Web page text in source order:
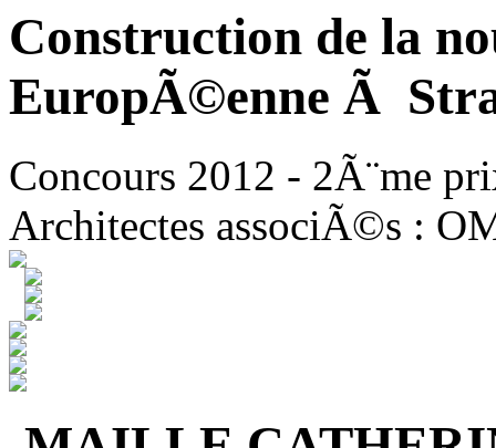
Construction de la
EuropÃ©enne Ã
Concours 2012 - 2Ã¨me
Architectes associÃ©s :